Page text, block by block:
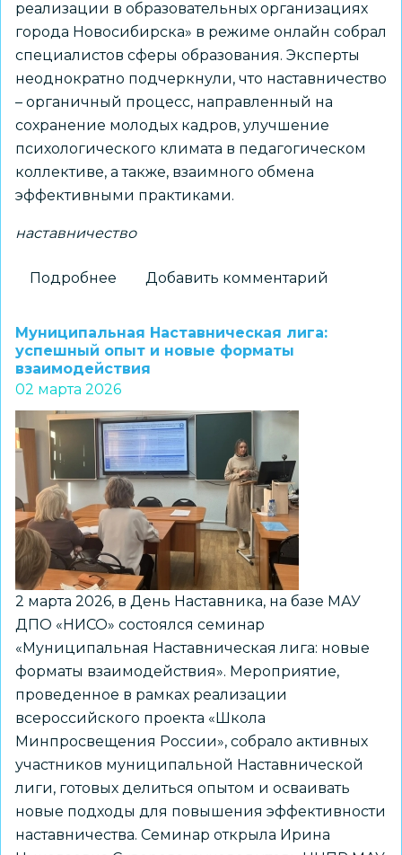
реализации в образовательных организациях
города Новосибирска» в режиме онлайн собрал
специалистов сферы образования. Эксперты
неоднократно подчеркнули, что наставничество
– органичный процесс, направленный на
сохранение молодых кадров, улучшение
психологического климата в педагогическом
коллективе, а также, взаимного обмена
эффективными практиками.
наставничество
Подробнее
о
системе
наставничества
в
образовательных
организациях
состоялся
в
МАУ
ДПО
«НИСО»
Добавить комментарий
Муниципальная Наставническая лига:
успешный опыт и новые форматы
взаимодействия
02 марта 2026
2 марта 2026, в День Наставника, на базе МАУ
ДПО «НИСО» состоялся семинар
«Муниципальная Наставническая лига: новые
форматы взаимодействия». Мероприятие,
проведенное в рамках реализации
всероссийского проекта «Школа
Минпросвещения России», собрало активных
участников муниципальной Наставнической
лиги, готовых делиться опытом и осваивать
новые подходы для повышения эффективности
наставничества. Семинар открыла Ирина